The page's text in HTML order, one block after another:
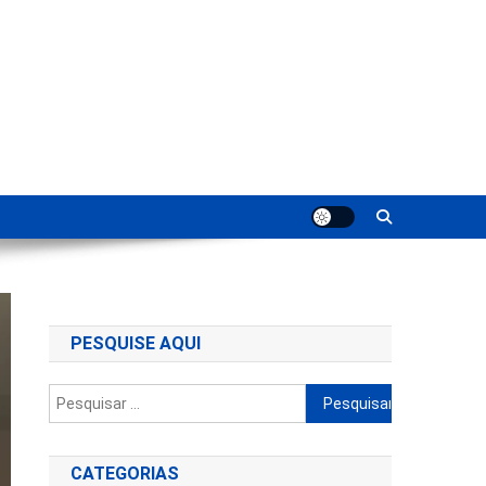
PESQUISE AQUI
Pesquisar
por:
CATEGORIAS